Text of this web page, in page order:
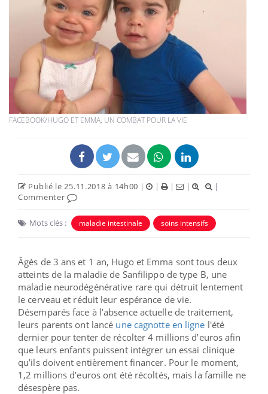
FACEBOOK/HUGO ET EMMA, UN COMBAT POUR LA VIE
Publié le 25.11.2018 à 14h00 | | | |
|
Commenter
Mots clés : maladie intestinale soins intensifs
Âgés de 3 ans et 1 an, Hugo et Emma sont tous deux
atteints de la maladie de Sanfilippo de type B, une
maladie neurodégénérative rare qui détruit lentement
le cerveau et réduit leur espérance de vie.
Désemparésface à l’absence actuelle de traitement,
leurs parents ontlancé une cagnotte en ligne l'été
dernier pour tenter de récolter 4 millions d’euros afin
que leurs enfants puissent intégrer un essai clinique
qu’ils doivent entièrement financer. Pour le moment,
1,2 millions d'euros ont été récoltés, mais la famille ne
désespère pas.